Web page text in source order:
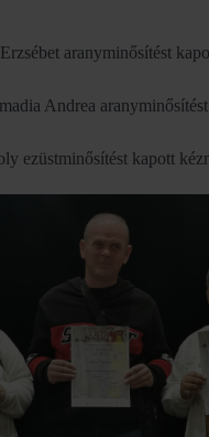
aranyminősítést
Andrea aranyminősítést
kapott